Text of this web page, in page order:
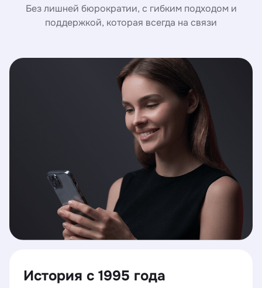
Без лишней бюрократии, с гибким подходом и
поддержкой, которая всегда на связи
История с 1995 года